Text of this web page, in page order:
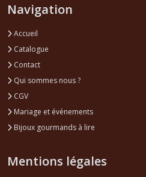
Navigation
Accueil
Catalogue
Contact
Qui sommes nous ?
CGV
Mariage et événements
Bijoux gourmands à lire
Mentions légales